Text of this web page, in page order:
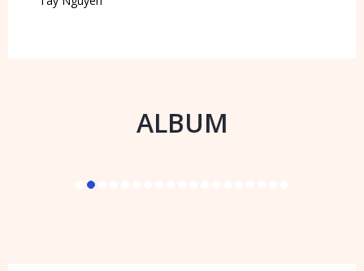
các loại hình dịch vụ bao gồm Phòng hội thảo – Hội
ALBUM